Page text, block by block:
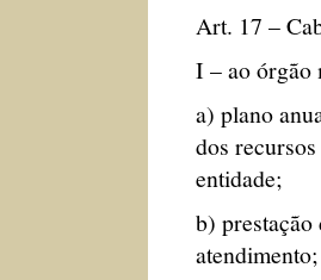
Art. 17 –
I – ao órgão
a) plano
dos
entidade;
b)
atendimento;